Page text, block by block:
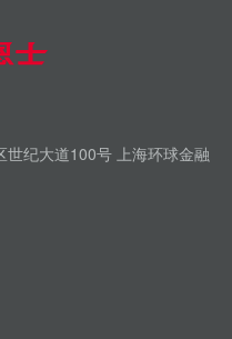
纪大道100号 上海环球金融